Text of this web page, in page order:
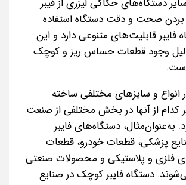
بردن صحت و دقت دستگاه استفاده
فایبر قابلیت‌های متنوعی دارد و این
وجود قطعات حساس ریز و کوچک
انواع و سایزهای مختلفی ساخته
از آنها در بخش مختلفی از صنعت
به‌عنوان‌مثال، دستگاه‌های فایبر
پزشکی، قطعات خودرو، قطعات
فلزی و پلاستیکی و محصولات صنعتی
دستگاه فایبر کوچک در صنایع